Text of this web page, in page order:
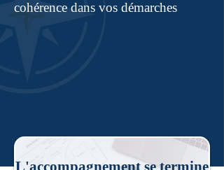
cohérence dans vos démarches
L'accompagnement se termine